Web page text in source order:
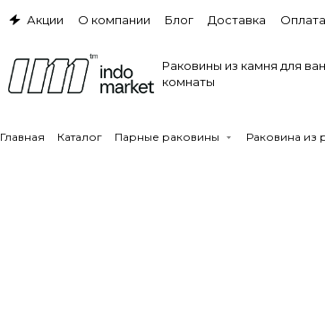
Акции О компании Блог Доставка Оплата
Раковины из камня для
комнаты
Главная Каталог Парные раковины Раковина из